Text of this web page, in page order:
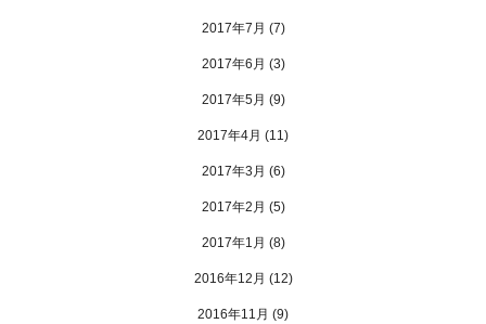
2017年7月 (7)
2017年6月 (3)
2017年5月 (9)
2017年4月 (11)
2017年3月 (6)
2017年2月 (5)
2017年1月 (8)
2016年12月 (12)
2016年11月 (9)